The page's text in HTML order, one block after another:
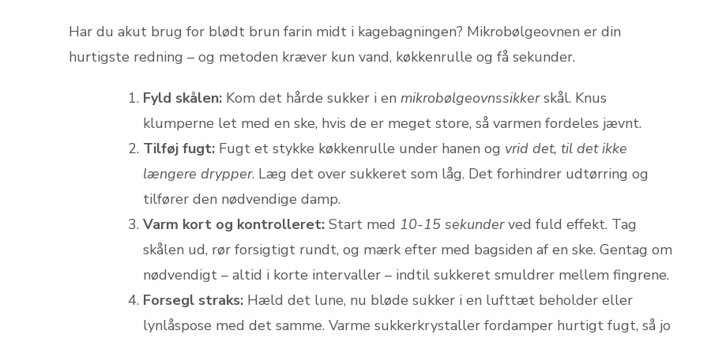
Har du akut brug for blødt brun farin midt i kagebagningen? Mikrobølgeovnen er din
hurtigste redning – og metoden kræver kun vand, køkkenrulle og få sekunder.
Fyld skålen: Kom det hårde sukker i en mikrobølgeovnssikkerskål. Knus
klumperne let med en ske, hvis de er meget store, så varmen fordeles jævnt.
Tilføj fugt: Fugt et stykke køkkenrulle under hanen og vrid det, til det ikke
længere drypper. Læg det over sukkeret som låg. Det forhindrer udtørring og
tilfører den nødvendige damp.
Varm kort og kontrolleret: Start med 10-15 sekunderved fuld effekt. Tag
skålen ud, rør forsigtigt rundt, og mærk efter med bagsiden af en ske. Gentag om
nødvendigt – altid i korte intervaller – indtil sukkeret smuldrer mellem fingrene.
Forsegl straks: Hæld det lune, nu bløde sukker i en lufttæt beholder eller
lynlåspose med det samme. Varme sukkerkrystaller fordamper hurtigt fugt, så jo